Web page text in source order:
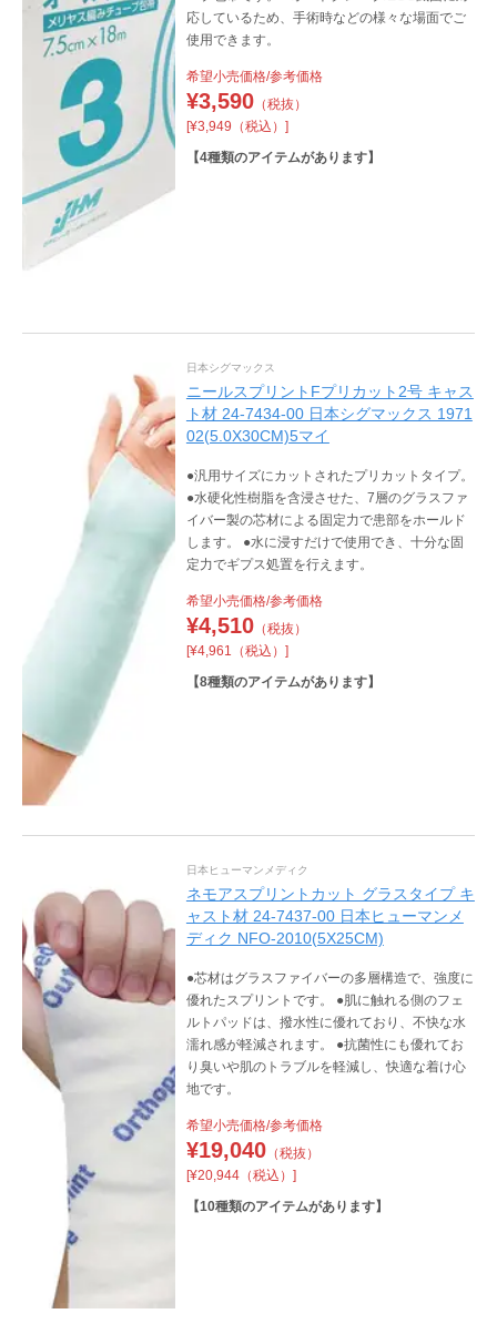
応しているため、手術時などの様々な場面でご
使用できます。
希望小売価格/参考価格
¥3,590（税抜）
[¥3,949（税込）]
【4種類のアイテムがあります】
日本シグマックス
ニールスプリントFプリカット2号 キャス
ト材 24-7434-00 日本シグマックス 1971
02(5.0X30CM)5マイ
●汎用サイズにカットされたプリカットタイプ。
●水硬化性樹脂を含浸させた、7層のグラスファ
イバー製の芯材による固定力で患部をホールド
します。 ●水に浸すだけで使用でき、十分な固
定力でギプス処置を行えます。
希望小売価格/参考価格
¥4,510（税抜）
[¥4,961（税込）]
【8種類のアイテムがあります】
日本ヒューマンメディク
ネモアスプリントカット グラスタイプ キ
ャスト材 24-7437-00 日本ヒューマンメ
ディク NFO-2010(5X25CM)
●芯材はグラスファイバーの多層構造で、強度に
優れたスプリントです。 ●肌に触れる側のフェ
ルトパッドは、撥水性に優れており、不快な水
濡れ感が軽減されます。 ●抗菌性にも優れてお
り臭いや肌のトラブルを軽減し、快適な着け心
地です。
希望小売価格/参考価格
¥19,040（税抜）
[¥20,944（税込）]
【10種類のアイテムがあります】